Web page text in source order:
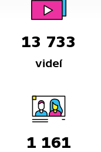
13 733
videí
1 161